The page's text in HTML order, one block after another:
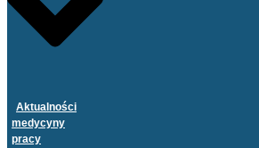
Aktualności
medycyny
pracy